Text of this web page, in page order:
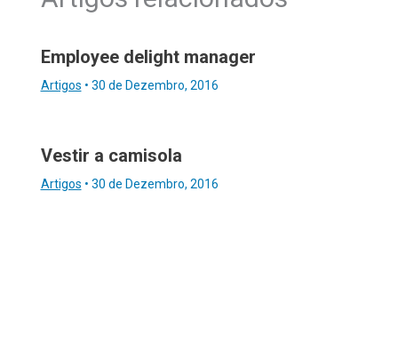
Employee delight manager
Artigos • 30 de Dezembro, 2016
Vestir a camisola
Artigos • 30 de Dezembro, 2016